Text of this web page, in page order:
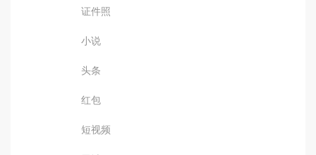
证件照
小说
头条
红包
短视频